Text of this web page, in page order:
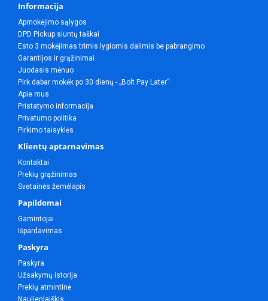
Informacija
Apmokėjimo sąlygos
DPD Pickup siuntų taškai
Esto 3 mokėjimas trimis lygiomis dalimis be pabrangimo
Garantijos ir grąžinimai
Juodasis mėnuo
Pirk dabar mokėk po 30 dienų - „Bolt Pay Later“
Apie mus
Pristatymo informacija
Privatumo politika
Pirkimo taisyklės
Klientų aptarnavimas
Kontaktai
Prekių grąžinimas
Svetainės žemėlapis
Papildomai
Gamintojai
Išpardavimas
Paskyra
Paskyra
Užsakymų istorija
Prekių atmintinė